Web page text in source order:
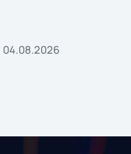
04.08.2026